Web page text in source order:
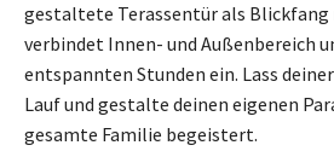
gestaltete Terassentür als Blickfang
verbindet Innen- und Außenbereich
entspannten Stunden ein. Lass
Lauf und gestalte deinen eigenen
gesamte Familie begeistert.